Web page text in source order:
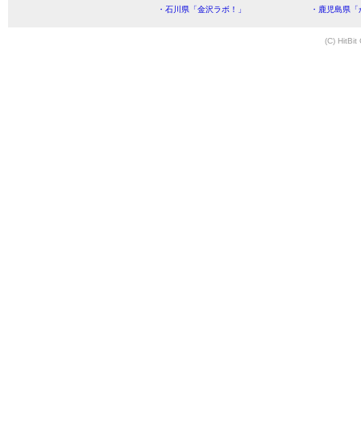
・石川県「金沢ラボ！」
・鹿児島県
(C) HitBit